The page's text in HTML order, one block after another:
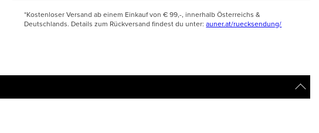
*Kostenloser Versand ab einem Einkauf von € 99,-, innerhalb Österreichs &
Deutschlands. Details zum Rückversand findest du unter:auner.at/ruecksendung/